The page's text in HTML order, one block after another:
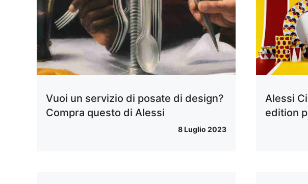
Vuoi un servizio di posate di design?
Compra questo di Alessi
8 Luglio 2023
Alessi
edition